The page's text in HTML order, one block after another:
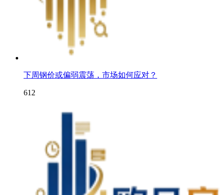
下周钢价或偏弱震荡，市场如何应对？
612